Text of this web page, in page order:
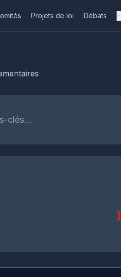
Projets de loi Débats